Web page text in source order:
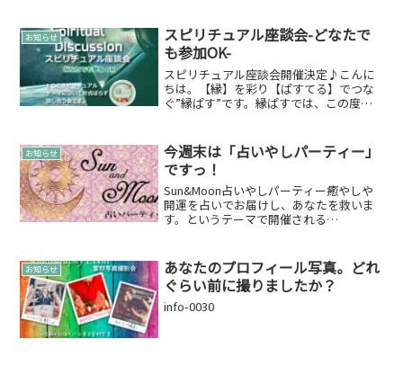
以前、会社員時...
お知らせ
スピリチュアル座談会-どなたで
も参加OK-
スピリチュアル座談会開催決定♪こんに
ちは。【縁】を彩り【ぱすてる】でつな
ぐ”縁ぱす”です。縁ぱすでは、この度テ
どなたでも参加OKです♪詳細＆参加申込
詳細や参加申し込みの...
お知らせ
今週末は「占いやしパーティー」
ですっ！
Sun&Moon占いやしパーティー癒やしや
開運を占いでお届けし、あなたを救いま
す。というテーマで開催される
します！密対策を考え出展者の先生の調
整や遠隔メニュー対...
お知らせ
あなたのプロフィール写真。どれ
ぐらい前に撮りましたか？
info-0030